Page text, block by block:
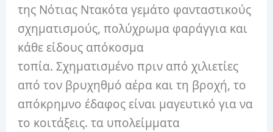
της Νότιας Ντακότα γεμάτο φανταστικούς
σχηματισμούς, πολύχρωμα φαράγγια και
κάθε είδους απόκοσμα
τοπία. Σχηματισμένο πριν από χιλιετίες
από τον βρυχηθμό αέρα και τη βροχή, το
απόκρημνο έδαφος είναι μαγευτικό για να
το κοιτάξεις. τα υπολείμματα